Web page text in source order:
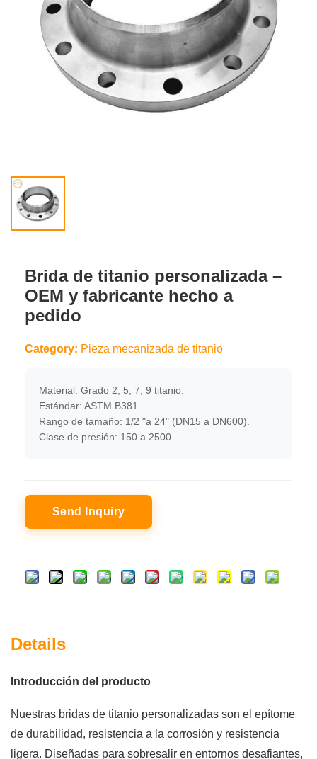
Brida de titanio personalizada –
OEM y fabricante hecho a
pedido
Category: Pieza mecanizada de titanio
Material: Grado 2, 5, 7, 9 titanio.
Estándar: ASTM B381.
Rango de tamaño: 1/2 "a 24" (DN15 a DN600).
Clase de presión: 150 a 2500.
Send Inquiry
Details
Introducción del producto
Nuestras bridas de titanio personalizadas son el epítome
de durabilidad, resistencia a la corrosión y resistencia
ligera. Diseñadas para sobresalir en entornos desafiantes,